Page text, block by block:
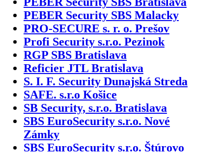
PEBER Security SBS Malacky
PRO-SECURE s. r. o. Prešov
Profi Security s.r.o. Pezinok
RGP SBS Bratislava
Reficier JTL Bratislava
S. I. F. Security Dunajská Streda
SAFE. s.r.o Košice
SB Security, s.r.o. Bratislava
SBS EuroSecurity s.r.o. Nové
Zámky
SBS EuroSecurity s.r.o. Štúrovo